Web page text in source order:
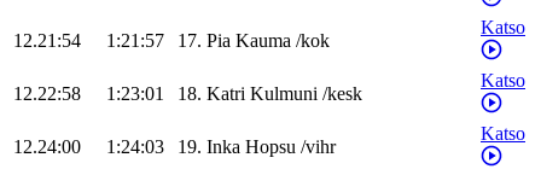
12.21:54 1:21:57 17. Pia Kauma /kok
Katso
12.22:58 1:23:01 18. Katri Kulmuni /kesk
Katso
12.24:00 1:24:03 19. Inka Hopsu /vihr
Katso